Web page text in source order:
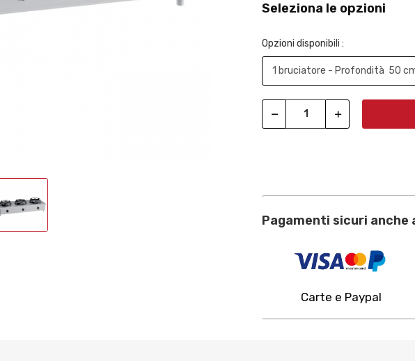
Seleziona le opzioni
Opzioni disponibili :
Pagamenti sicuri anche
Carte e Paypal